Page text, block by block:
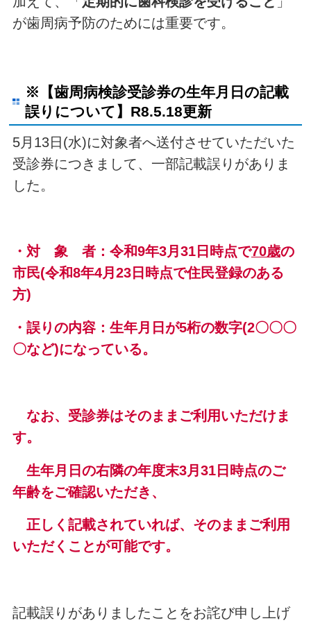
が歯周病予防のためには重要です。
※【歯周病検診受診券の生年月日の記載
誤りについて】R8.5.18更新
5月13日(水)に対象者へ送付させていただいた
受診券につきまして、一部記載誤りがありま
した。
・対 象 者：令和9年3月31日時点で70歳の
市民(令和8年4月23日時点で住民登録のある
方)
・誤りの内容：生年月日が5桁の数字(2〇〇〇
〇など)になっている。
なお、受診券はそのままご利用いただけま
す。
生年月日の右隣の年度末3月31日時点のご
年齢をご確認いただき、
正しく記載されていれば、そのままご利用
いただくことが可能です。
記載誤りがありましたことをお詫び申し上げ